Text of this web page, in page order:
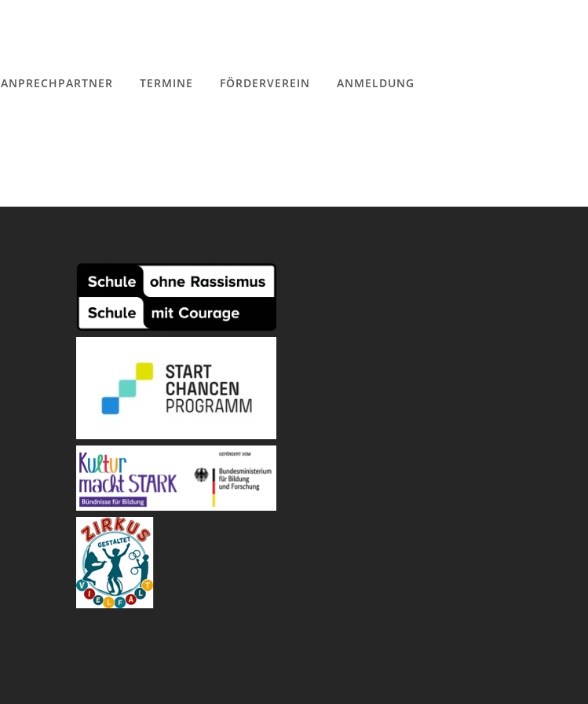
ANPRECHPARTNER TERMINE FÖRDERVEREIN ANMELDUNG